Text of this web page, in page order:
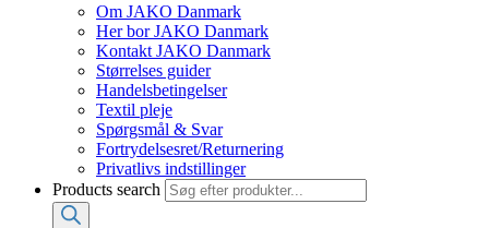
Om JAKO Danmark
Her bor JAKO Danmark
Kontakt JAKO Danmark
Størrelses guider
Handelsbetingelser
Textil pleje
Spørgsmål & Svar
Fortrydelsesret/Returnering
Privatlivs indstillinger
Products search